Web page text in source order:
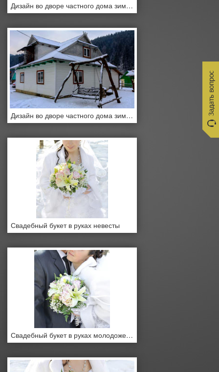
Дизайн во дворе частного дома зимой
Дизайн во дворе частного дома зимой
Свадебный букет в руках невесты
Свадебный букет в руках молодоженов